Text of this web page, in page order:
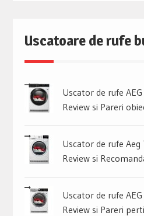
Uscatoare de rufe
Uscator de rufe
Review si Pareri
Uscator de rufe Aeg
Review si
Uscator de rufe
Review si Pareri